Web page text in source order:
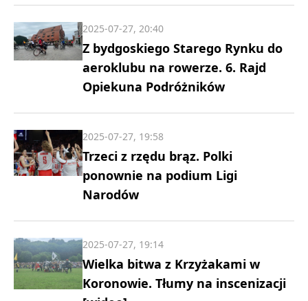
Z bydgoskiego Starego Rynku do
aeroklubu na rowerze. 6. Rajd
Opiekuna Podróżników
2025-07-27, 20:40
Trzeci z rzędu brąz. Polki
ponownie na podium Ligi
Narodów
2025-07-27, 19:58
Wielka bitwa z Krzyżakami w
Koronowie. Tłumy na inscenizacji
2025-07-27, 19:14